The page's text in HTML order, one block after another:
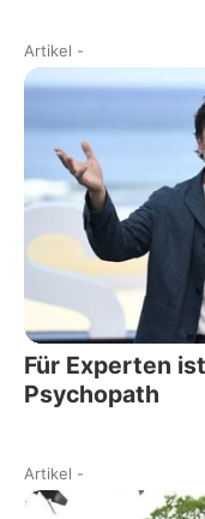
Artikel -
Für Experten
Psychopath
Artikel -